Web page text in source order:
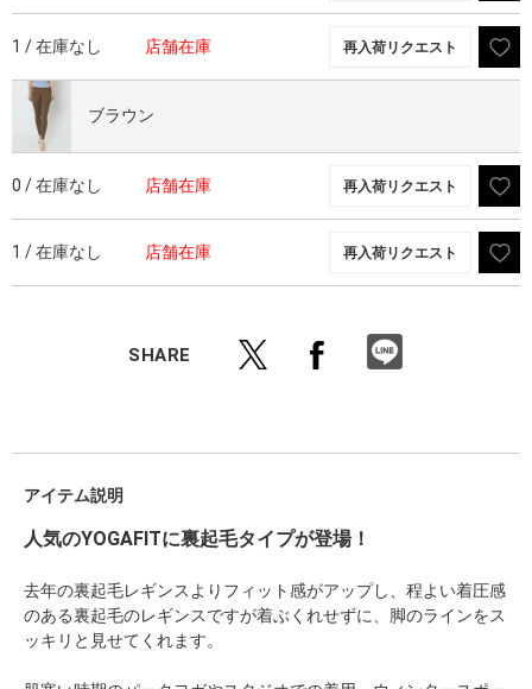
1 / 在庫なし 店舗在庫 再入荷リクエスト
ブラウン
0 / 在庫なし 店舗在庫 再入荷リクエスト
1 / 在庫なし 店舗在庫 再入荷リクエスト
SHARE
アイテム説明
人気のYOGAFITに裏起毛タイプが登場！
去年の裏起毛レギンスよりフィット感がアップし、程よい着圧感
のある裏起毛のレギンスですが着ぶくれせずに、脚のラインをス
ッキリと見せてくれます。